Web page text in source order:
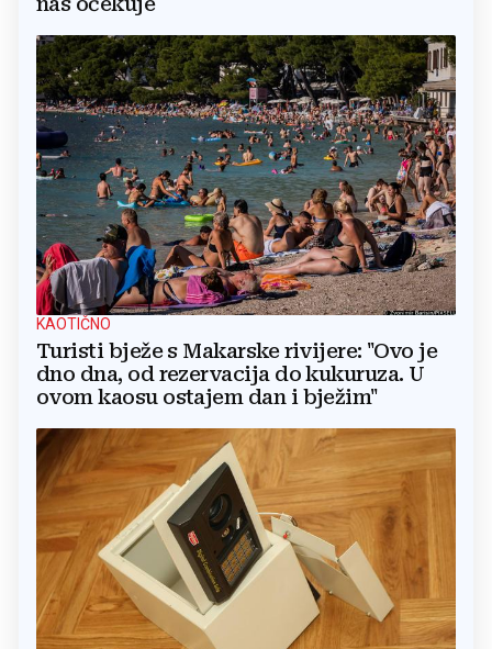
KAOTIČNO
Turisti bježe s Makarske rivijere: "Ovo je
dno dna, od rezervacija do kukuruza. U
ovom kaosu ostajem dan i bježim"